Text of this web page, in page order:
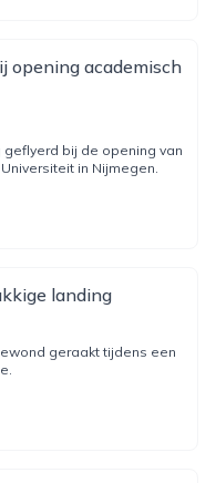
opening academisch
bij de opening van
in Nijmegen.
landing
geraakt tijdens een